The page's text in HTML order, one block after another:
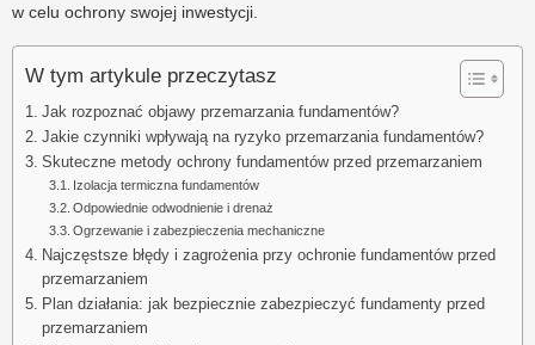
w celu ochrony swojej inwestycji.
W tym artykule przeczytasz
Jak rozpoznać objawy przemarzania fundamentów?
Jakie czynniki wpływają na ryzyko przemarzania fundamentów?
Skuteczne metody ochrony fundamentów przed przemarzaniem
Izolacja termiczna fundamentów
Odpowiednie odwodnienie i drenaż
Ogrzewanie i zabezpieczenia mechaniczne
Najczęstsze błędy i zagrożenia przy ochronie fundamentów przed
przemarzaniem
Plan działania: jak bezpiecznie zabezpieczyć fundamenty przed
przemarzaniem